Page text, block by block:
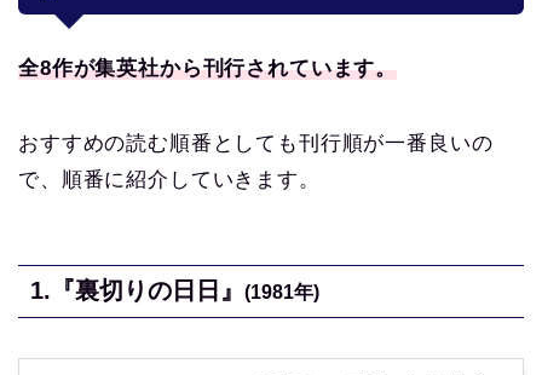
全8作が集英社から刊行されています。
おすすめの読む順番としても刊行順が一番良いの
で、順番に紹介していきます。
1.『裏切りの日日』 (1981年)